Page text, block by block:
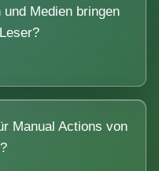
Medien bringen
Manual Actions von